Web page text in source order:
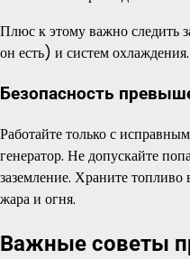
Плюс к этому важно следить
он есть) и систем охлаждения.
Безопасность
Работайте только с
генератор. Не допускайте
заземление. Храните топливо
жара и огня.
Важные советы